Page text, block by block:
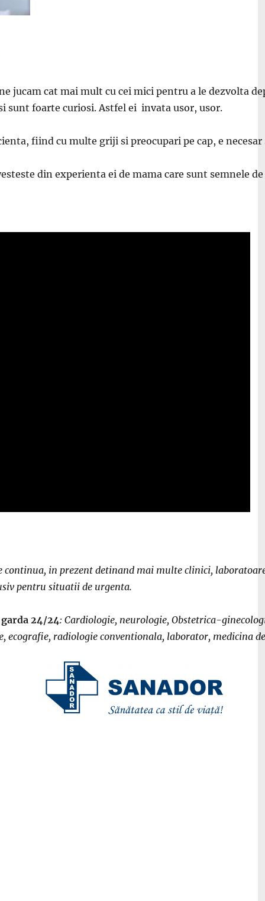
jucam cat mai mult cu cei mici pentru a le dezvolta
sunt foarte curiosi. Astfel ei invata usor, usor.
fiind cu multe griji si preocupari pe cap, e
din experienta ei de mama care sunt semnele
in prezent detinand mai multe clinici,
pentru situatii de urgenta.
24/24: Cardiologie, neurologie, Obstetrica-
radiologie conventionala, laborator, medicina